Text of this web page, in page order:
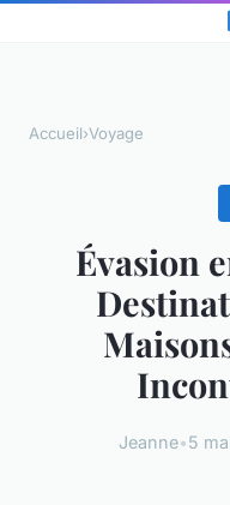
Accueil›Voyage
Évasion
Jeanne•5